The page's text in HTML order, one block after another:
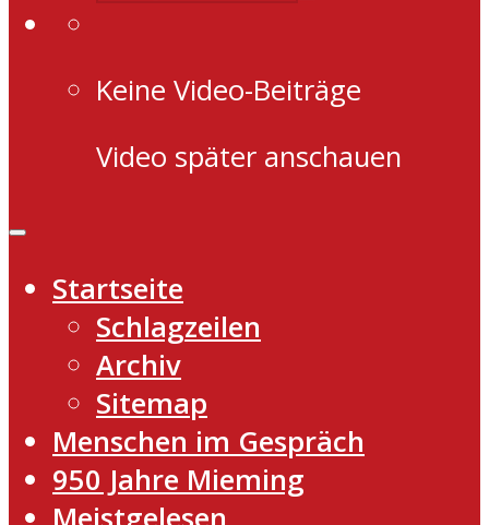
Keine Video-Beiträge
Video später anschauen
Startseite
Schlagzeilen
Archiv
Sitemap
Menschen im Gespräch
950 Jahre Mieming